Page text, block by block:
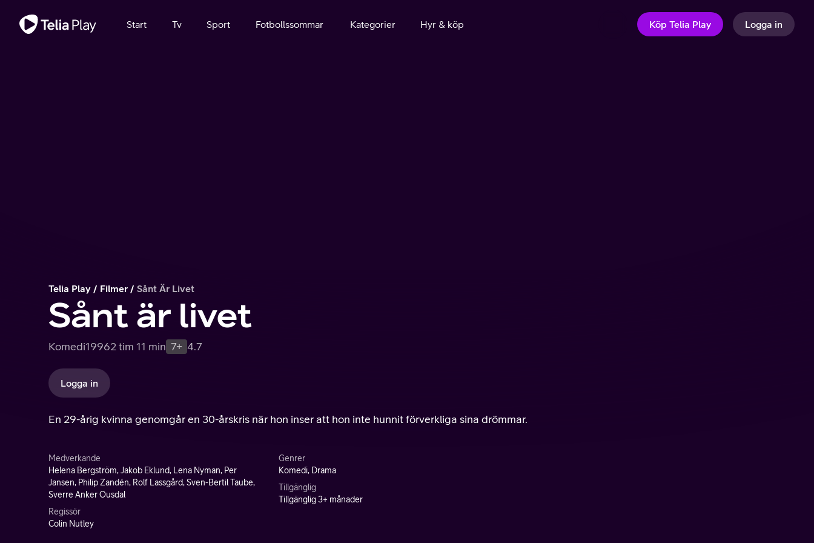
Start Tv Sport Fotbollssommar Kategorier Hyr & köp Köp Telia Play Logga in
Telia Play Filmer Sånt Är Livet
Sånt är livet
Komedi19962 tim 11 min 7+ 4.7
Logga in
En 29-årig kvinna genomgår en 30-årskris när hon inser att hon inte hunnit förverkliga sina drömmar.
Medverkande
Helena Bergström, Jakob Eklund, Lena Nyman, Per
Jansen, Philip Zandén, Rolf Lassgård, Sven-Bertil Taube,
Sverre Anker Ousdal
Regissör
Colin Nutley
Genrer
Komedi, Drama
Tillgänglig
Tillgänglig 3+ månader